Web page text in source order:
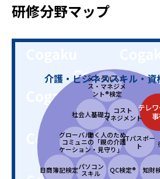
研修分野マップ
働く人のため
の「親の介護
・見守り」
ITパスポー
ト
QC検定®
コスト
マネジメント
社会人基礎力
テレ
知財
パソコン
スキル
グローバル
コミュニ
ケーション
日商簿記検定
メンタルヘル
ス・マネジメ
ント®検定
介護・ビジネススキル・資